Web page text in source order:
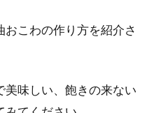
クお菓子が食べたい！レ
ある方も多いのではないでしょう
こわの作り方を紹介さ
美味しい、飽きの来ない